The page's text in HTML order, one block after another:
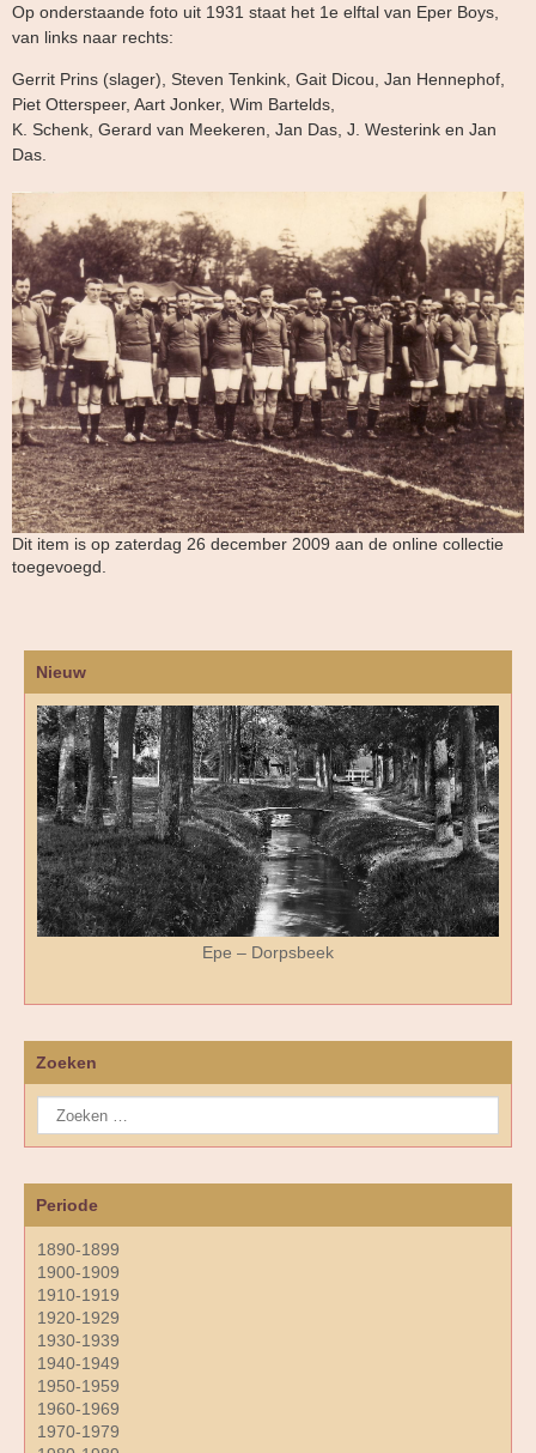
Op onderstaande foto uit 1931 staat het 1e elftal van Eper Boys,
van links naar rechts:
Gerrit Prins (slager), Steven Tenkink, Gait Dicou, Jan Hennephof,
Piet Otterspeer, Aart Jonker, Wim Bartelds,
K. Schenk, Gerard van Meekeren, Jan Das, J. Westerink en Jan
Das.
Dit item is op zaterdag 26 december 2009 aan de online collectie
toegevoegd.
Nieuw
Epe – Dorpsbeek
Zoeken
Periode
1890-1899
1900-1909
1910-1919
1920-1929
1930-1939
1940-1949
1950-1959
1960-1969
1970-1979